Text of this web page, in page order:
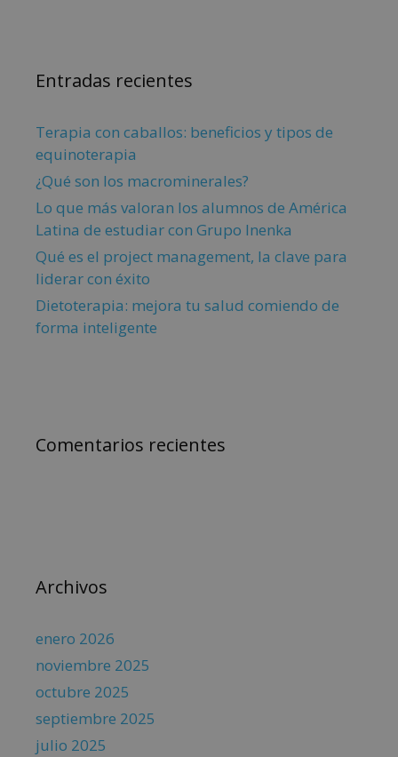
Entradas recientes
Terapia con caballos: beneficios y tipos de
equinoterapia
¿Qué son los macrominerales?
Lo que más valoran los alumnos de América
Latina de estudiar con Grupo Inenka
Qué es el project management, la clave para
liderar con éxito
Dietoterapia: mejora tu salud comiendo de
forma inteligente
Comentarios recientes
Archivos
enero 2026
noviembre 2025
octubre 2025
septiembre 2025
julio 2025